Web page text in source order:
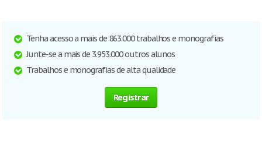
Tenha acesso a mais de 863.000 trabalhos e monografias
Junte-se a mais de 3.953.000 outros alunos
Trabalhos e monografias de alta qualidade
Registrar